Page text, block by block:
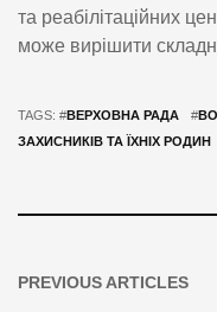
та реабілітаційних
може вирішити
TAGS: #ВЕРХОВНА РАДА #
ЗАХИСНИКІВ ТА ЇХНІХ РОДИН
PREVIOUS ARTICLES